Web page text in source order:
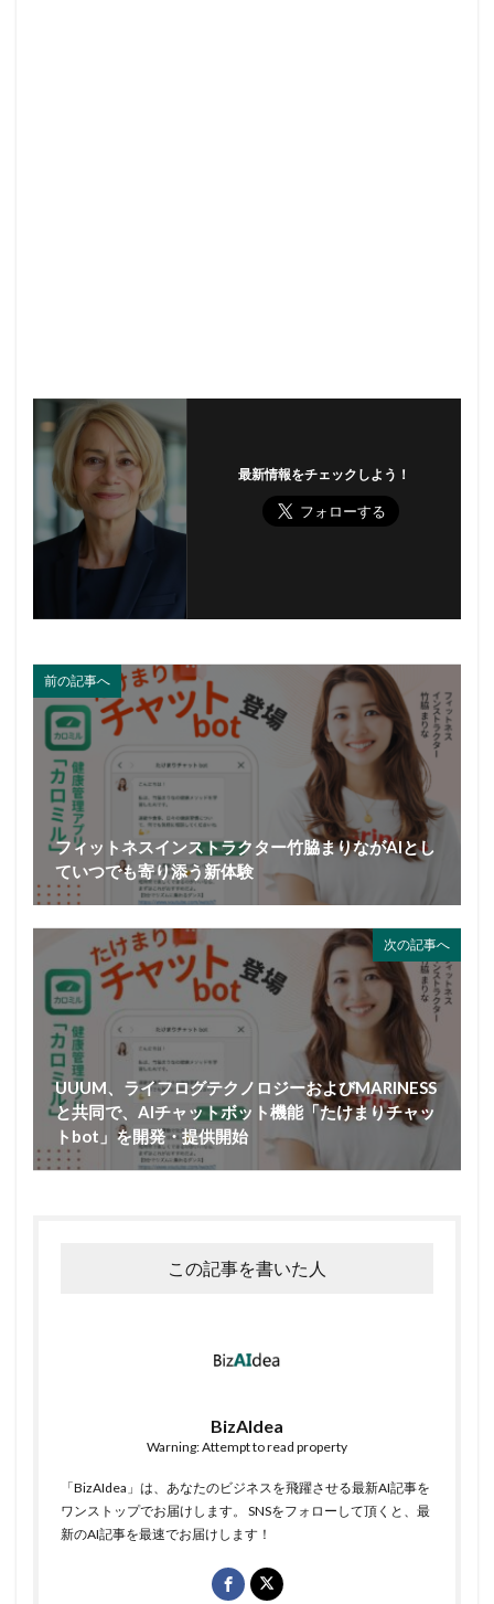
最新情報をチェックしよう！
前の記事へ
フィットネスインストラクター竹脇まりながAIとし
ていつでも寄り添う新体験
次の記事へ
UUUM、ライフログテクノロジーおよびMARINESS
と共同で、AIチャットボット機能「たけまりチャッ
トbot」を開発・提供開始
この記事を書いた人
BizAIdea
Warning: Attempt to read property
「BizAIdea」は、あなたのビジネスを飛躍させる最新AI記事を
ワンストップでお届けします。 SNSをフォローして頂くと、最
新のAI記事を最速でお届けします！